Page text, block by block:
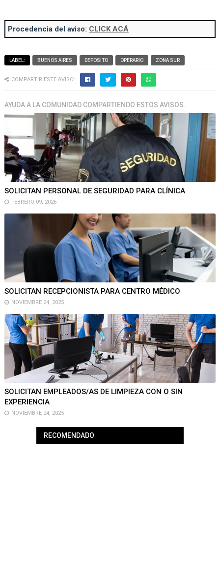
Procedencia del aviso: CLICK ACÁ
LABEL: BUENOS AIRES DEPOSITO OPERARIO ZONA SUR
COMPARTIR ESTE AVISO:
AYUDA A LA COMUNIDAD COMPARTIENDO ESTOS AVISOS.
SOLICITAN PERSONAL DE SEGURIDAD PARA CLÍNICA
FEBRERO 09, 2026
SOLICITAN RECEPCIONISTA PARA CENTRO MÉDICO
NOVIEMBRE 24, 2025
SOLICITAN EMPLEADOS/AS DE LIMPIEZA CON O SIN
EXPERIENCIA
NOVIEMBRE 24, 2025
RECOMENDADO